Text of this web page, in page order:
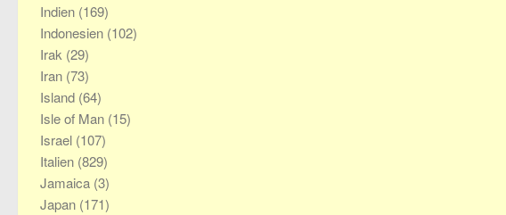
Indien (169)
Indonesien (102)
Irak (29)
Iran (73)
Island (64)
Isle of Man (15)
Israel (107)
Italien (829)
Jamaica (3)
Japan (171)